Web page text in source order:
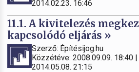
2014.02.23. 16:46
11.1. A kivitelezés
kapcsolódó eljárás »
Szerző: Építésijog.hu
Közzétéve: 2008.09.09. 18:40
2014.05.08. 21:15